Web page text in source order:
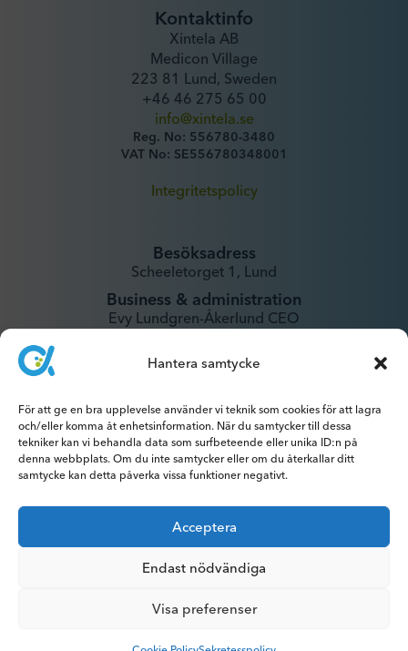
Hantera samtycke
För att ge en bra upplevelse använder vi teknik som cookies för att lagra
och/eller komma åt enhetsinformation. När du samtycker till dessa
tekniker kan vi behandla data som surfbeteende eller unika ID:n på
denna webbplats. Om du inte samtycker eller om du återkallar ditt
samtycke kan detta påverka vissa funktioner negativt.
Acceptera
Endast nödvändiga
Visa preferenser
Kontaktinfo
Xintela AB
Medicon Village
223 81 Lund, Sweden
+46 46 275 65 00
info@xintela.se
Reg. No: 556780-3480
VAT No: SE556780348001
Integritetspolicy
Besöksadress
Scheeletorget 1, Lund
Business & administration
Evy Lundgren-Åkerlund CEO
ir@xintela.se
Prenumerera på pressmeddelanden,
rapporter, nyhetsbrev och analyser.